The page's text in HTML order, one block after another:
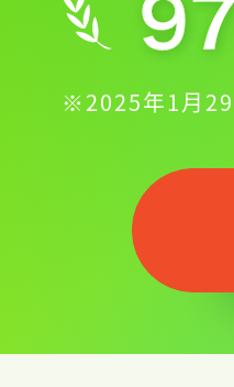
※2025年1月29